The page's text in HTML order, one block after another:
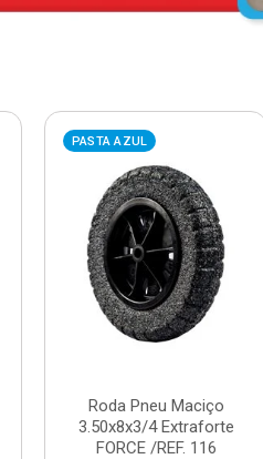
PASTA AZUL
Roda Pneu Maciço
3.50x8x3/4 Extraforte
FORCE /REF. 116